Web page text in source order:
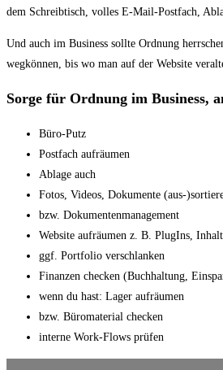
dem Schreibtisch, volles E-Mail-Postfach,
Und auch im Business sollte Ordnung
wegkönnen, bis wo man auf der Website
Sorge für Ordnung im Business,
Büro-Putz
Postfach aufräumen
Ablage auch
Fotos, Videos, Dokumente (aus-
bzw. Dokumentenmanagement
Website aufräumen z. B. PlugIns,
ggf. Portfolio verschlanken
Finanzen checken (Buchhaltung,
wenn du hast: Lager aufräumen
bzw. Büromaterial checken
interne Work-Flows prüfen